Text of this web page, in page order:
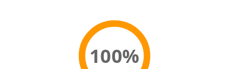
100%